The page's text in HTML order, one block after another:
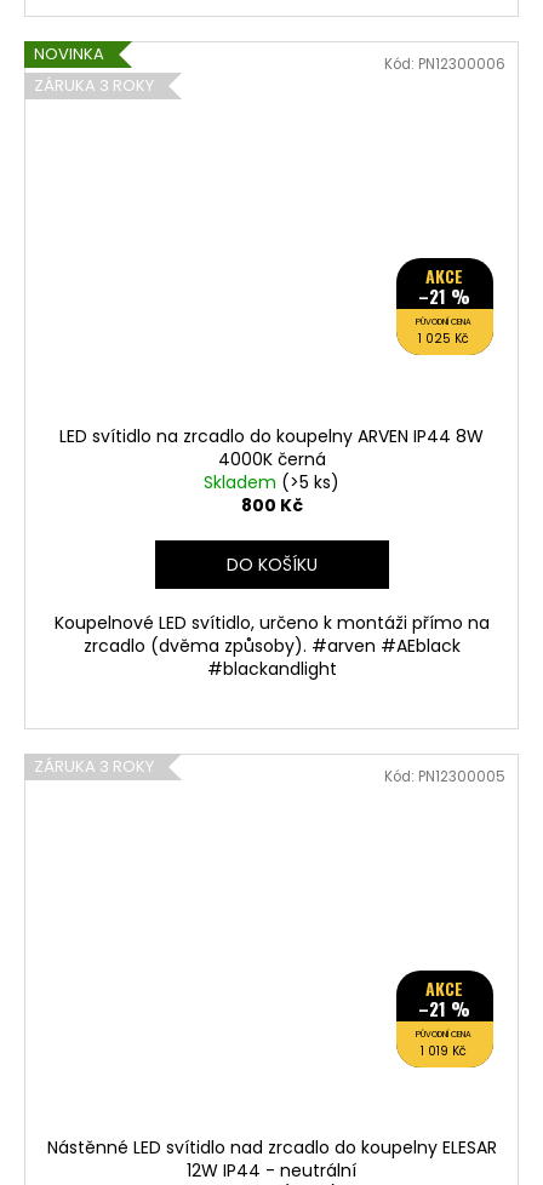
NOVINKA
ZÁRUKA 3 ROKY
AKCE
–21 %
PŮVODNÍ CENA
1 025 Kč
LED svítidlo na zrcadlo do koupelny ARVEN IP44 8W
4000K černá
Skladem (>5 ks)
800 Kč
DO KOŠÍKU
Koupelnové LED svítidlo, určeno k montáži přímo na
zrcadlo (dvěma způsoby). #arven #AEblack
#blackandlight
Kód: PN12300006
ZÁRUKA 3 ROKY
AKCE
–21 %
PŮVODNÍ CENA
1 019 Kč
Nástěnné LED svítidlo nad zrcadlo do koupelny ELESAR
12W IP44 - neutrální
Kód: PN12300005